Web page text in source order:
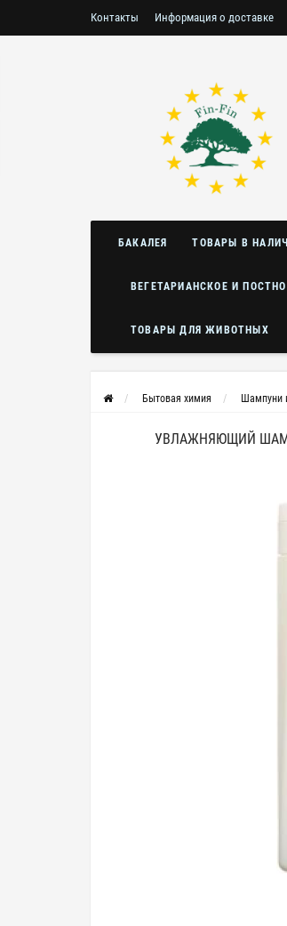
Контакты Информация о доставке
БАКАЛЕЯ ТОВАРЫ В
ВЕГЕТАРИАНСКОЕ И
ТОВАРЫ ДЛЯ ЖИВОТНЫХ
Бытовая химия Шампуни
УВЛАЖНЯЮЩИЙ